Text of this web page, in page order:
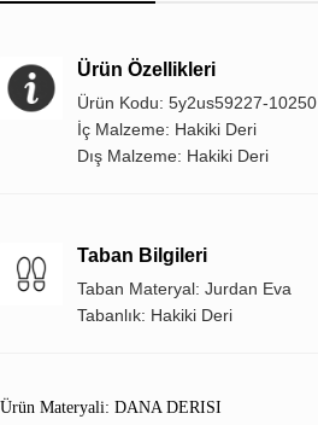
Ürün Özellikleri
Ürün Kodu: 5y2us59227-10250
İç Malzeme: Hakiki Deri
Dış Malzeme: Hakiki Deri
Taban Bilgileri
Taban Materyal: Jurdan Eva
Tabanlık: Hakiki Deri
Ürün Materyali: DANA DERISI